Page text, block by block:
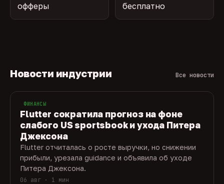
офферы
бесплатно
Новости индустрии Все новости
ФИНАНСЫ
Flutter сократила прогноз на фоне
слабого US sportsbook и ухода Питера
Джексона
Flutter отчиталась о росте выручки, но снижении
прибыли, урезала guidance и объявила об уходе
Питера Джексона.
06 авг · 1 мин